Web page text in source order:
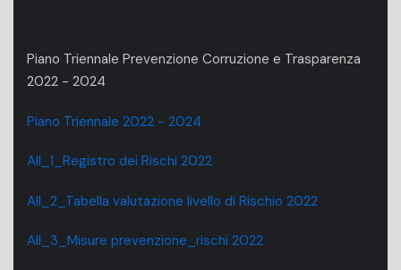
Piano Triennale Prevenzione Corruzione e Trasparenza
2022 - 2024
Piano Triennale 2022 - 2024
All_1_Registro dei Rischi 2022
All_2_Tabella valutazione livello di Rischio 2022
All_3_Misure prevenzione_rischi 2022